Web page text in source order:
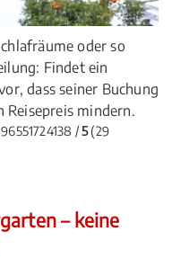
oder so
Findet ein
dass seiner Buchung
Reisepreis mindern.
/5(29
– keine